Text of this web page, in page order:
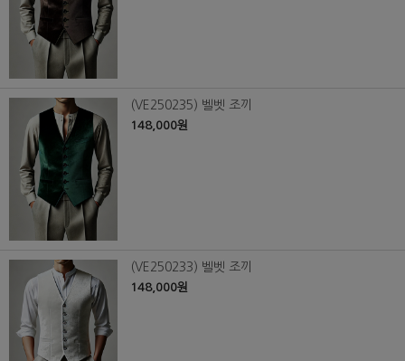
(VE250235) 벨벳 조끼
148,000원
(VE250233) 벨벳 조끼
148,000원